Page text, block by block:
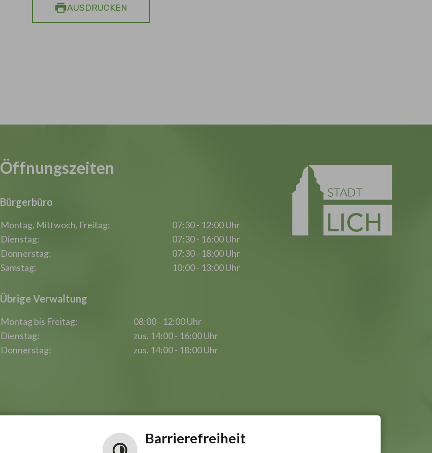
AUSDRUCKEN
Öffnungszeiten
Bürgerbüro
Montag, Mittwoch, Freitag:
Dienstag:
Donnerstag:
Samstag:
07:30 - 12:00 Uhr
07:30 - 16:00 Uhr
07:30 - 18:00 Uhr
10:00 - 13:00 Uhr
Übrige Verwaltung
Montag bis Freitag:
Dienstag:
Donnerstag:
08:00 - 12:00 Uhr
zus. 14:00 - 16:00 Uhr
zus. 14:00 - 18:00 Uhr
Barrierefreiheit